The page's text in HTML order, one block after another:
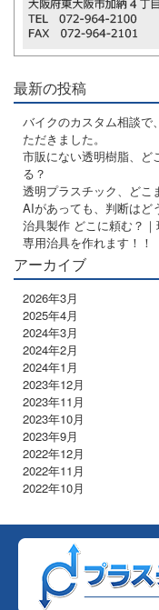
最新の投稿
バイクのカスタム相談で
ただきました。
市販にない透明樹脂、ど
る？
透明プラスチック、どこ
AIがあっても、判断はど
治具製作 どこに頼む？
専用治具を作れます！！
アーカイブ
2026年3月
2025年4月
2024年3月
2024年2月
2024年1月
2023年12月
2023年11月
2023年10月
2023年9月
2022年12月
2022年11月
2022年10月